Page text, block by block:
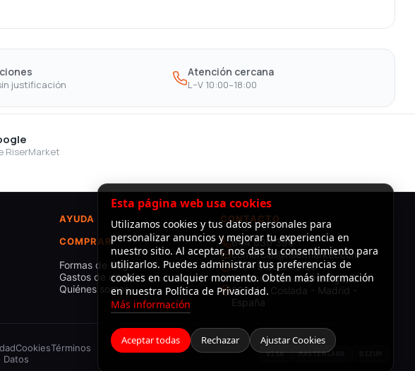
justificación
Atención cercana
L–V 10:00–18:00
RiserMarket
AYUDA
COMPRAR
Formas de Pago
Gastos de envío
Quiénes somos
CONTACTO
644 030 396
comercial@risermarket.com
L–V · 9:00 a 19:00
Almacén: C/Luxemburgo, 3 -
28821 - Coslada - Madrid -
España
CookiesTérminos
Datos
VISA MASTERCARD
Esta página web usa cookies
Utilizamos cookies y tus datos personales para
personalizar anuncios y mejorar tu experiencia en
nuestro sitio. Al aceptar, nos das tu consentimiento para
utilizarlos. Puedes administrar tus preferencias de
cookies en cualquier momento. Obtén más información
en nuestra Política de Privacidad.
Más información
Aceptar todas Rechazar Ajustar Cookies